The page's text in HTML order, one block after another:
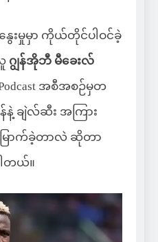
ေးမှုမှာ ကိုယ်တိုင်ပါဝင်ခဲ့
ဂျွန်အိုဘီ မီခေးလ်
အစီအစဉ်မှတ
ချဲလ်ဆီး အကြား
ြောက်ခဲ့တာလဲ ဆိုတာ
တယ်။